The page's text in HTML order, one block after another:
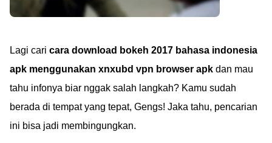
Lagi cari cara download bokeh 2017 bahasa indonesia
apk menggunakan xnxubd vpn browser apk dan mau
tahu infonya biar nggak salah langkah? Kamu sudah
berada di tempat yang tepat, Gengs! Jaka tahu, pencarian
ini bisa jadi membingungkan.